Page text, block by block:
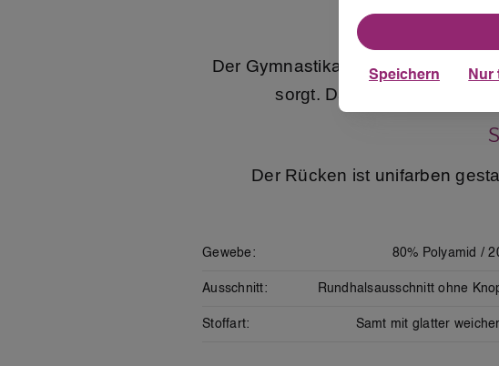
Der Gymnastikanzug besteht aus
sorgt. Das
-Material
Der Rücken ist unifarben
Gewebe: 80% Polyamid /
Ausschnitt: Rundhalsausschnitt ohne
Stoffart: Samt mit glatter
Speichern Nur